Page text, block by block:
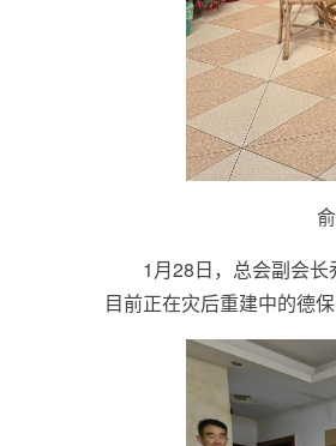
1月28日，总会副会
目前正在灾后重建中的德